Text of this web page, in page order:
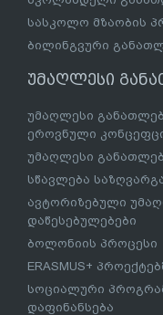
სასკოლო მზაობის
ბილინგვური
უმაღლესი
უმაღლესი
ეროვნული
უმაღლესი
სწავლება
ავტორიზებული
დაწესებულებები
ბოლონიის პროცესი
ERASMUS+
სოციალური
დაფინანსება